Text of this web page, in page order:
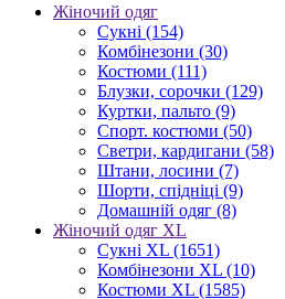
Жіночий одяг
Сукні (154)
Комбінезони (30)
Костюми (111)
Блузки, сорочки (129)
Куртки, пальто (9)
Спорт. костюми (50)
Светри, кардигани (58)
Штани, лосини (7)
Шорти, спідніці (9)
Домашній одяг (8)
Жіночий одяг XL
Cукні XL (1651)
Комбінезони XL (10)
Костюми XL (1585)